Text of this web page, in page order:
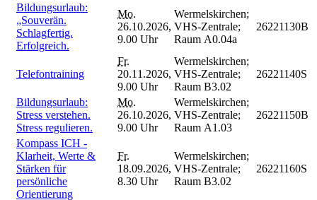
Bildungsurlaub:
„Souverän.
Schlagfertig.
Erfolgreich.
Mo.
26.10.2026,
9.00 Uhr
Wermelskirchen;
VHS-Zentrale;
Raum A0.04a
26221130B
Telefontraining
Fr.
20.11.2026,
9.00 Uhr
Wermelskirchen;
VHS-Zentrale;
Raum B3.02
26221140S
Bildungsurlaub:
Stress verstehen.
Stress regulieren.
Mo.
26.10.2026,
9.00 Uhr
Wermelskirchen;
VHS-Zentrale;
Raum A1.03
26221150B
Kompass ICH -
Klarheit, Werte &
Stärken für
persönliche
Orientierung
Fr.
18.09.2026,
8.30 Uhr
Wermelskirchen;
VHS-Zentrale;
Raum B3.02
26221160S